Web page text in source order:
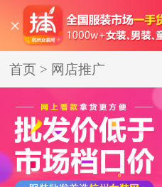
首页 > 网店推广